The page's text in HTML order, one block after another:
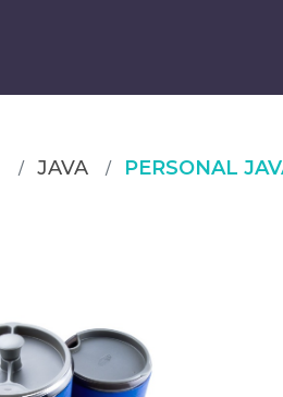
JAVA PERSONAL